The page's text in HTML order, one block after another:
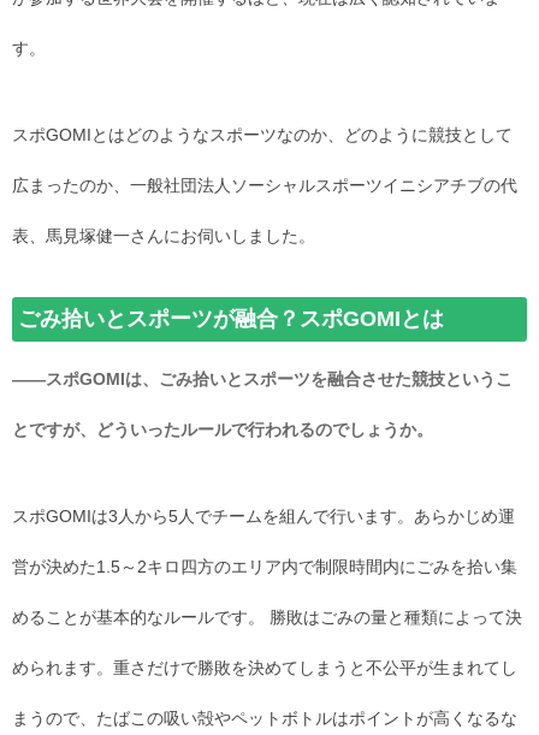
す。
スポGOMIとはどのようなスポーツなのか、どのように競技として
広まったのか、一般社団法人ソーシャルスポーツイニシアチブの代
表、馬見塚健一さんにお伺いしました。
ごみ拾いとスポーツが融合？スポGOMIとは
――スポGOMIは、ごみ拾いとスポーツを融合させた競技というこ
とですが、どういったルールで行われるのでしょうか。
スポGOMIは3人から5人でチームを組んで行います。あらかじめ運
営が決めた1.5～2キロ四方のエリア内で制限時間内にごみを拾い集
めることが基本的なルールです。 勝敗はごみの量と種類によって決
められます。重さだけで勝敗を決めてしまうと不公平が生まれてし
まうので、たばこの吸い殻やペットボトルはポイントが高くなるな